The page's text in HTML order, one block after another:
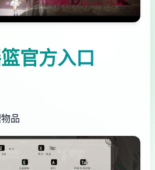
官方入口
品